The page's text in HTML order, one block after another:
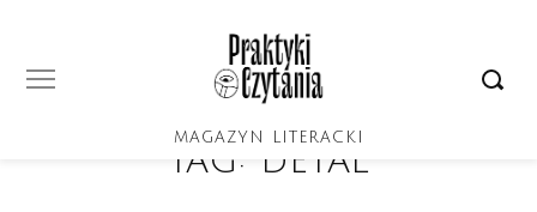
MAGAZYN LITERACKI
Tag: detal